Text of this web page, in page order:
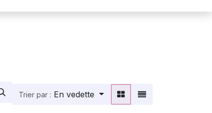
Trier par : En vedette